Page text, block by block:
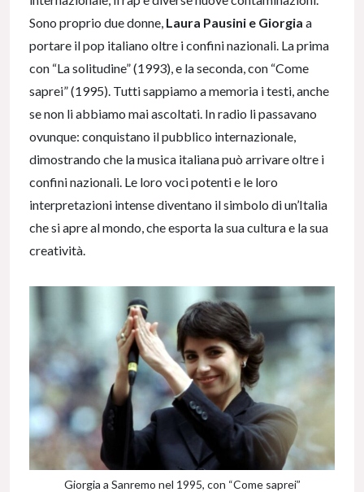
Sono proprio due donne, Laura Pausini e Giorgia a
portare il pop italiano oltre i confini nazionali. La prima
con “La solitudine” (1993), e la seconda, con “Come
saprei” (1995). Tutti sappiamo a memoria i testi, anche
se non li abbiamo mai ascoltati. In radio li passavano
ovunque: conquistano il pubblico internazionale,
dimostrando che la musica italiana può arrivare oltre i
confini nazionali. Le loro voci potenti e le loro
interpretazioni intense diventano il simbolo di un’Italia
che si apre al mondo, che esporta la sua cultura e la sua
creatività.
Giorgia a Sanremo nel 1995, con “Come saprei”